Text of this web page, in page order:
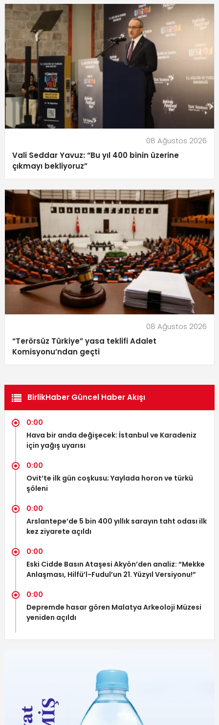
08 Ağustos 2026
Vali Seddar Yavuz: “Bu yıl 400 binin üzerine
çıkmayı bekliyoruz”
08 Ağustos 2026
“Terörsüz Türkiye” yasa teklifi Adalet
Komisyonu’ndan geçti
BirlikHaber Güncel Haber Akışı
0:00
Hava bir anda değişecek: İstanbul ve Karadeniz
için yağış uyarısı
0:00
Ovit’te ilk gün coşkusu; Yaylada horon ve türkü
şöleni
0:00
Arslantepe’de 5 bin 400 yıllık sarayın taht odası ilk
kez ziyarete açıldı
0:00
Eski Cidde Basın Ataşesi Akyön’den analiz: “Mekke
Anlaşması, Hilfü’l-Fudul’un 21. Yüzyıl Versiyonu!”
0:00
Depremde hasar gören Malatya Arkeoloji Müzesi
yeniden açıldı